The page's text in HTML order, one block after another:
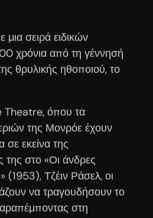
σειρά ειδικών
χρόνια από τη γέννησή
θρυλικής ηθοποιού, το
Theatre, όπου τα
της Μονρόε έχουν
σε εκείνα της
στο «Οι άνδρες
(1953), Τζέιν Ράσελ, οι
να τραγουδήσουν το
στη